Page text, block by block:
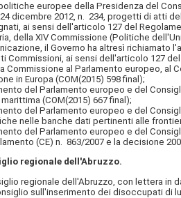
europee della Presidenza del
dicembre 2012, n. 234, progetti di atti
ai sensi dell'articolo 127 del
della XIV Commissione (Politiche
il Governo ha altresì richiamato
Commissioni, ai sensi dell'articolo 127
al Parlamento europeo, al
in Europa (COM(2015) 598 final);
del Parlamento europeo e del
(COM(2015) 667 final);
del Parlamento europeo e del
nelle banche dati pertinenti alle
del Parlamento europeo e del
(CE) n. 863/2007 e la decisione
regionale dell'Abruzzo.
regionale dell'Abruzzo, con lettera in
sull'inserimento dei disoccupati di